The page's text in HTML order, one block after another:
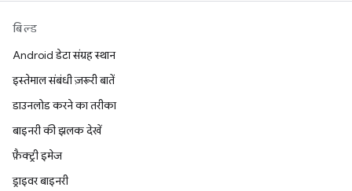
बिल्ड
Android डेटा संग्रह स्थान
इस्तेमाल संबंधी ज़रूरी बातें
डाउनलोड करने का तरीका
बाइनरी की झलक देखें
फ़ैक्ट्री इमेज
ड्राइवर बाइनरी